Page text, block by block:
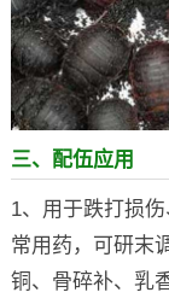
三、配伍应用
1、用于跌打损
常用药，可研末
铜、骨碎补、乳